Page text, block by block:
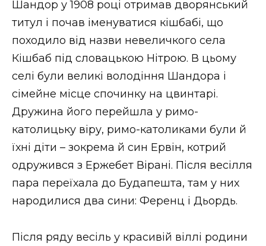
Шандор у 1908 році отримав дворянський
титул і почав іменуватися кішбабі, що
походило від назви невеличкого села
Кішбаб під словацькою Нітрою. В цьому
селі були великі володіння Шандора і
сімейне місце спочинку на цвинтарі.
Дружина його перейшла у римо-
католицьку віру, римо-католиками були й
їхні діти – зокрема й син Ервін, котрий
одружився з Ержебет Вірані. Після весілля
пара переїхала до Будапешта, там у них
народилися два сини: Ференц і Дьордь.
Після ряду весіль у красивій віллі родини